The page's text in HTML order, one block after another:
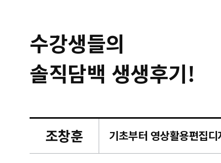
수강생들의
솔직담백 생생후기!
조창훈